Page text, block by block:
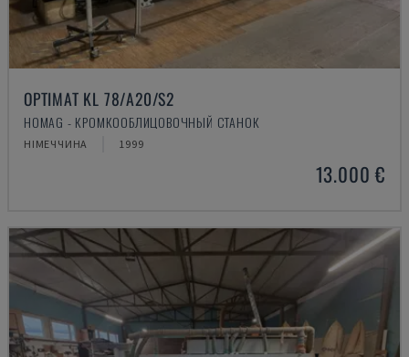
OPTIMAT KL 78/A20/S2
HOMAG - КРОМКООБЛИЦОВОЧНЫЙ СТАНОК
НІМЕЧЧИНА 1999
13.000 €